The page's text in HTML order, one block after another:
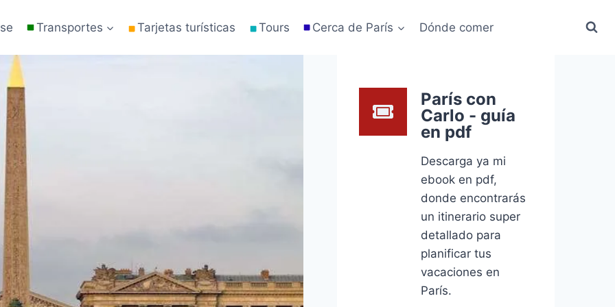
Transportes Tarjetas turísticas Tours Cerca de París Dónde comer
París con
Carlo - guía
en pdf
Descarga ya mi
ebook en pdf,
donde encontrarás
un itinerario super
detallado para
planificar tus
vacaciones en
París.